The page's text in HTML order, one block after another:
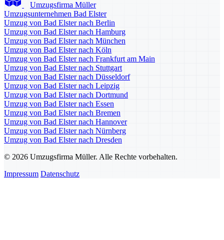
Umzugsfirma Müller
Umzugsunternehmen Bad Elster
Umzug von Bad Elster nach Berlin
Umzug von Bad Elster nach Hamburg
Umzug von Bad Elster nach München
Umzug von Bad Elster nach Köln
Umzug von Bad Elster nach Frankfurt am Main
Umzug von Bad Elster nach Stuttgart
Umzug von Bad Elster nach Düsseldorf
Umzug von Bad Elster nach Leipzig
Umzug von Bad Elster nach Dortmund
Umzug von Bad Elster nach Essen
Umzug von Bad Elster nach Bremen
Umzug von Bad Elster nach Hannover
Umzug von Bad Elster nach Nürnberg
Umzug von Bad Elster nach Dresden
© 2026 Umzugsfirma Müller. Alle Rechte vorbehalten.
Impressum Datenschutz